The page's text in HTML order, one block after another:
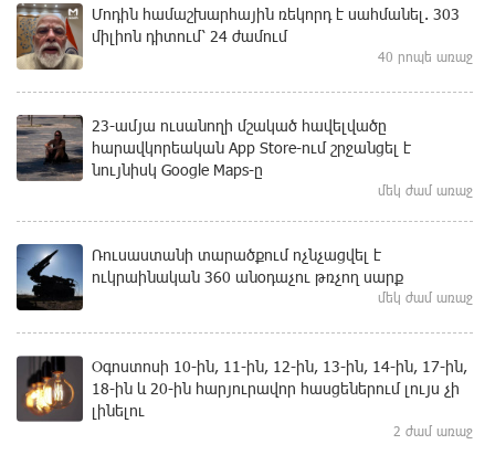
Մոդին համաշխարհային ռեկորդ է սահմանել. 303
միլիոն դիտում՝ 24 ժամում
40 րոպե առաջ
23-ամյա ուսանողի մշակած հավելվածը
հարավկորեական App Store-ում շրջանցել է
նույնիսկ Google Maps-ը
մեկ ժամ առաջ
Ռուսաստանի տարածքում ոչնչացվել է
ուկրաինական 360 անօդաչու թռչող սարք
մեկ ժամ առաջ
Օգոստոսի 10-ին, 11-ին, 12-ին, 13-ին, 14-ին, 17-ին,
18-ին և 20-ին հարյուրավոր հասցեներում լույս չի
լինելու
2 ժամ առաջ